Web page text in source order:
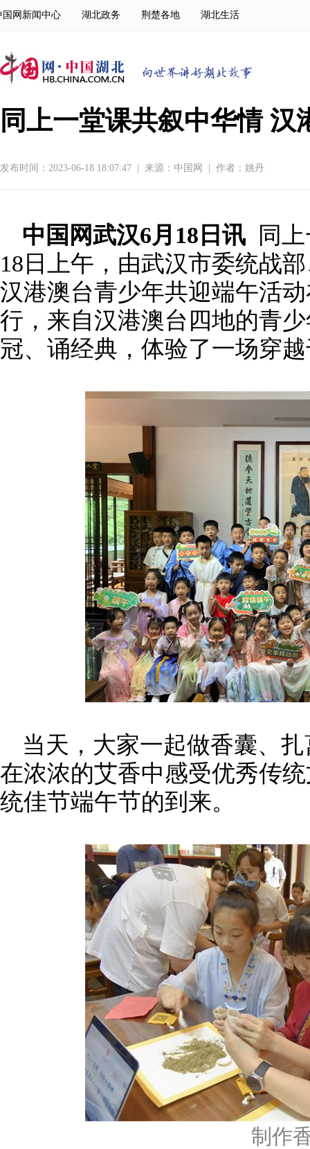
国网新闻中心 湖北政务 荆楚各地 湖北生活
同上一堂课共叙中华情
发布时间：2023-06-18 18:07:47 来源： 中国网 作者：姚丹
中国网武汉6月18日讯 同
18日上午，由武汉市委统战
汉港澳台青少年共迎端午活
行，来自汉港澳台四地的青
冠、诵经典，体验了一场穿
当天，大家一起做香囊、
在浓浓的艾香中感受优秀传
统佳节端午节的到来。
制作